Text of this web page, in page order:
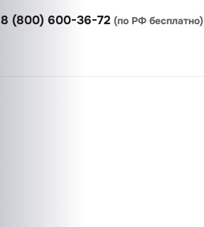
8 (800) 600-36-72 (по РФ бесплатно)